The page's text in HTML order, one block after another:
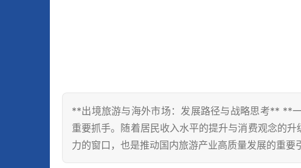
**出境旅游与海外市场：发展路径与战略思考** **
重要抓手。随着居民收入水平的提升与消费观念的
力的窗口，也是推动国内旅游产业高质量发展的重